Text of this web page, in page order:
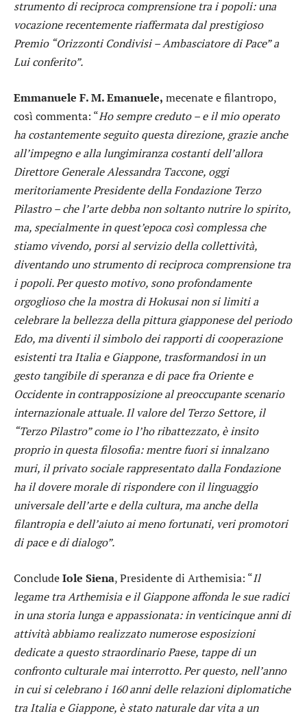
strumento di reciproca comprensione tra i popoli: una
vocazione recentemente riaffermata dal prestigioso
Premio “Orizzonti Condivisi – Ambasciatore di Pace” a
Lui conferito”.
Emmanuele F. M. Emanuele, mecenate e filantropo,
così commenta: “Ho sempre creduto – e il mio operato
ha costantemente seguito questa direzione, grazie anche
all’impegno e alla lungimiranza costanti dell’allora
Direttore Generale Alessandra Taccone, oggi
meritoriamente Presidente della Fondazione Terzo
Pilastro – che l’arte debba non soltanto nutrire lo spirito,
ma, specialmente in quest’epoca così complessa che
stiamo vivendo, porsi al servizio della collettività,
diventando uno strumento di reciproca comprensione tra
i popoli. Per questo motivo, sono profondamente
orgoglioso che la mostra di Hokusai non si limiti a
celebrare la bellezza della pittura giapponese del periodo
Edo, ma diventi il simbolo dei rapporti di cooperazione
esistenti tra Italia e Giappone, trasformandosi in un
gesto tangibile di speranza e di pace fra Oriente e
Occidente in contrapposizione al preoccupante scenario
internazionale attuale. Il valore del Terzo Settore, il
“Terzo Pilastro” come io l’ho ribattezzato, è insito
proprio in questa filosofia: mentre fuori si innalzano
muri, il privato sociale rappresentato dalla Fondazione
ha il dovere morale di rispondere con il linguaggio
universale dell’arte e della cultura, ma anche della
filantropia e dell’aiuto ai meno fortunati, veri promotori
di pace e di dialogo”.
ConcludeIole Siena, Presidente di Arthemisia: “Il
legame tra Arthemisia e il Giappone affonda le sue radici
in una storia lunga e appassionata: in venticinque anni di
attività abbiamo realizzato numerose esposizioni
dedicate a questo straordinario Paese, tappe di un
confronto culturale mai interrotto. Per questo, nell’anno
in cui si celebrano i 160 anni delle relazioni diplomatiche
tra Italia e Giappone, è stato naturale dar vita a un